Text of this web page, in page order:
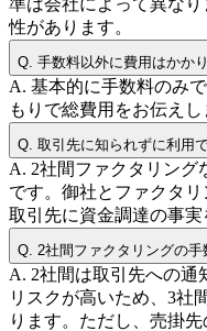
性があります。
Q. 手数料以外に費用はかか
A. 基本的に手数料のみ
もりで総費用をお伝え
Q. 取引先に知られずに利用
A. 2社間ファクタリング
です。御社とファクタリ
取引先に資金調達の事実
Q. 2社間ファクタリングの手
A. 2社間は取引先への通
リスクが高いため、3社
ります。ただし、売掛